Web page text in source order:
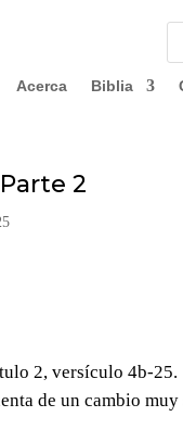
Acerca Biblia
2
2, versículo 4b-25.
de un cambio